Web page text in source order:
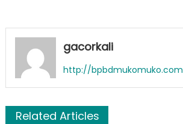
gacorkali
http://bpbdmukomuko.com
Related Articles